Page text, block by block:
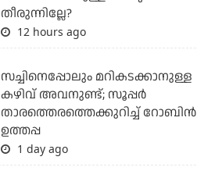
തീരുന്നില്ലേ?
12 hours ago
സച്ചിനെപ്പോലും മറികടക്കാനുള്ള
കഴിവ് അവനുണ്ട്; സൂപ്പര്‍
താരത്തെരത്തെക്കുറിച്ച് റോബിന്‍
ഉത്തപ്പ
1 day ago